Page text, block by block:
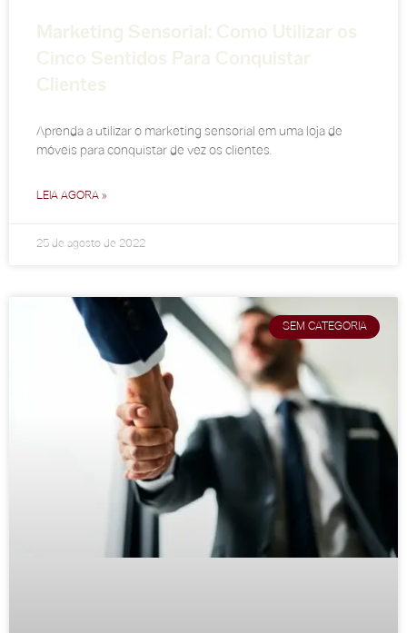
Marketing Sensorial: Como Utilizar os
Cinco Sentidos Para Conquistar
Clientes
Aprenda a utilizar o marketing sensorial em uma loja de
móveis para conquistar de vez os clientes.
LEIA AGORA »
25 de agosto de 2022
SEM CATEGORIA